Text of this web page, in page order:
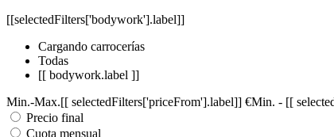
[[selectedFilters['bodywork'].label]]
Cargando carrocerías
Todas
[[ bodywork.label ]]
Min.-Max.[[ selectedFilters['priceFrom'].label]] €Min. - [[
Precio final
Cuota mensual